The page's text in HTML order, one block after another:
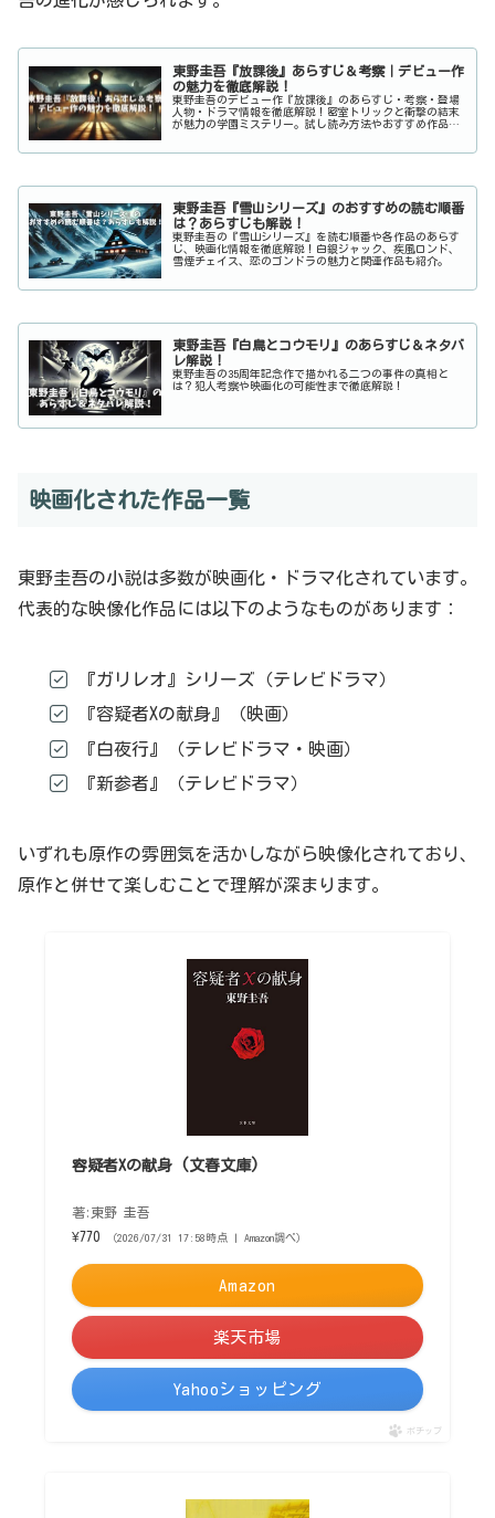
東野圭吾『放課後』あらすじ＆考察｜デビュー作
の魅力を徹底解説！
東野圭吾のデビュー作『放課後』のあらすじ・考察・登場
人物・ドラマ情報を徹底解説！密室トリックと衝撃の結末
が魅力の学園ミステリー。試し読み方法やおすすめ作品も
東野圭吾『雪山シリーズ』のおすすめの読む順番
は？あらすじも解説！
東野圭吾の『雪山シリーズ』を読む順番や各作品のあらす
じ、映画化情報を徹底解説！白銀ジャック、疾風ロンド、
雪煙チェイス、恋のゴンドラの魅力と関連作品も紹介。
東野圭吾『白鳥とコウモリ』のあらすじ＆ネタバ
レ解説！
東野圭吾の35周年記念作で描かれる二つの事件の真相と
は？犯人考察や映画化の可能性まで徹底解説！
映画化された作品一覧
東野圭吾の小説は多数が映画化・ドラマ化されています。
代表的な映像化作品には以下のようなものがあります：
『ガリレオ』シリーズ（テレビドラマ）
『容疑者Xの献身』（映画）
『白夜行』（テレビドラマ・映画）
『新参者』（テレビドラマ）
いずれも原作の雰囲気を活かしながら映像化されており、
原作と併せて楽しむことで理解が深まります。
容疑者Xの献身 (文春文庫)
著:東野 圭吾
¥770
（2026/07/31 17:58時点 | Amazon調べ）
Amazon
楽天市場
Yahooショッピング
ポチップ